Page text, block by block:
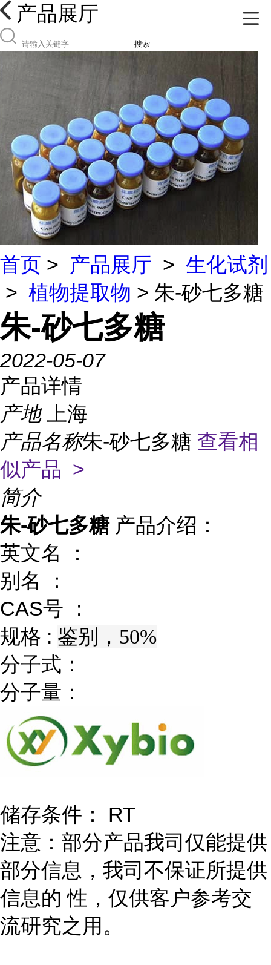
产品展厅
搜索
首页 > 产品展厅 > 生化试剂
> 植物提取物 > 朱-砂七多糖
朱-砂七多糖
2022-05-07
产品详情
产地
上海
产品名称朱-砂七多糖 查看相
似产品 >
简介
朱-砂七多糖 产品介绍：
英文名 ：
别名 ：
CAS号 ：
规格 : 鉴别，50%
分子式：
分子量：
储存条件： RT
注意：部分产品我司仅能提供
部分信息，我司不保证所提供
信息的 性，仅供客户参考交
流研究之用。